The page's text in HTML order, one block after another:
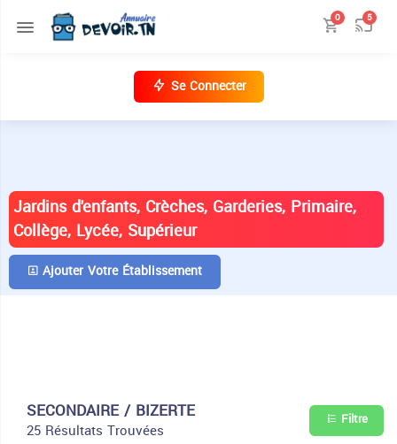
0 5
Se Connecter
Jardins d'enfants, Crèches, Garderies, Primaire,
Collège, Lycée, Supérieur
Ajouter Votre Établissement
SECONDAIRE / BIZERTE
25 Résultats Trouvées Filtre